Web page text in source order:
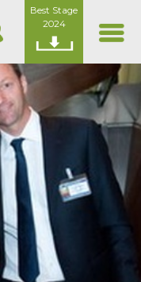
Best Stage
2024